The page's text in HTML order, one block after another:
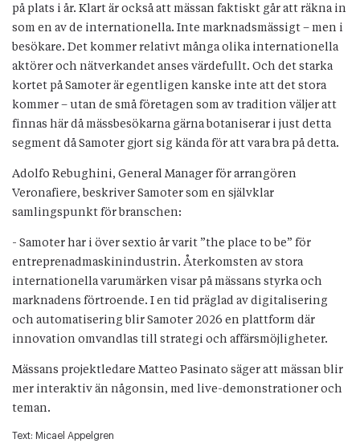
på plats i år. Klart är också att mässan faktiskt går att räkna in
som en av de internationella. Inte marknadsmässigt – men i
besökare. Det kommer relativt många olika internationella
aktörer och nätverkandet anses värdefullt. Och det starka
kortet på Samoter är egentligen kanske inte att det stora
kommer – utan de små företagen som av tradition väljer att
finnas här då mässbesökarna gärna botaniserar i just detta
segment då Samoter gjort sig kända för att vara bra på detta.
Adolfo Rebughini, General Manager för arrangören
Veronafiere, beskriver Samoter som en självklar
samlingspunkt för branschen:
- Samoter har i över sextio år varit ”the place to be” för
entreprenadmaskinindustrin. Återkomsten av stora
internationella varumärken visar på mässans styrka och
marknadens förtroende. I en tid präglad av digitalisering
och automatisering blir Samoter 2026 en plattform där
innovation omvandlas till strategi och affärsmöjligheter.
Mässans projektledare Matteo Pasinato säger att mässan blir
mer interaktiv än någonsin, med live-demonstrationer och
teman.
Text: Micael Appelgren